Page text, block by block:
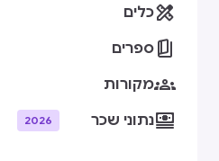
כלים
 ספרים
מקורות
נתוני שכר 2026